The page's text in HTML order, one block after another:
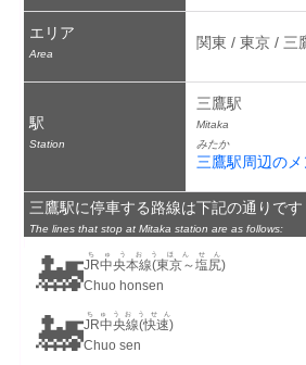
エリア
Area
関東 / 東京 / 三
駅
Station
三鷹駅
Mitaka
みたか
三鷹駅周辺の
三鷹駅に停車する路線は下記の通りです
The lines that stop at Mitaka station are as follows:
🚂JR中央本線(東京～塩尻)
ちゅうおうほんせん
Chuo honsen
🚂JR中央線(快速)
ちゅうおうせん
Chuo sen